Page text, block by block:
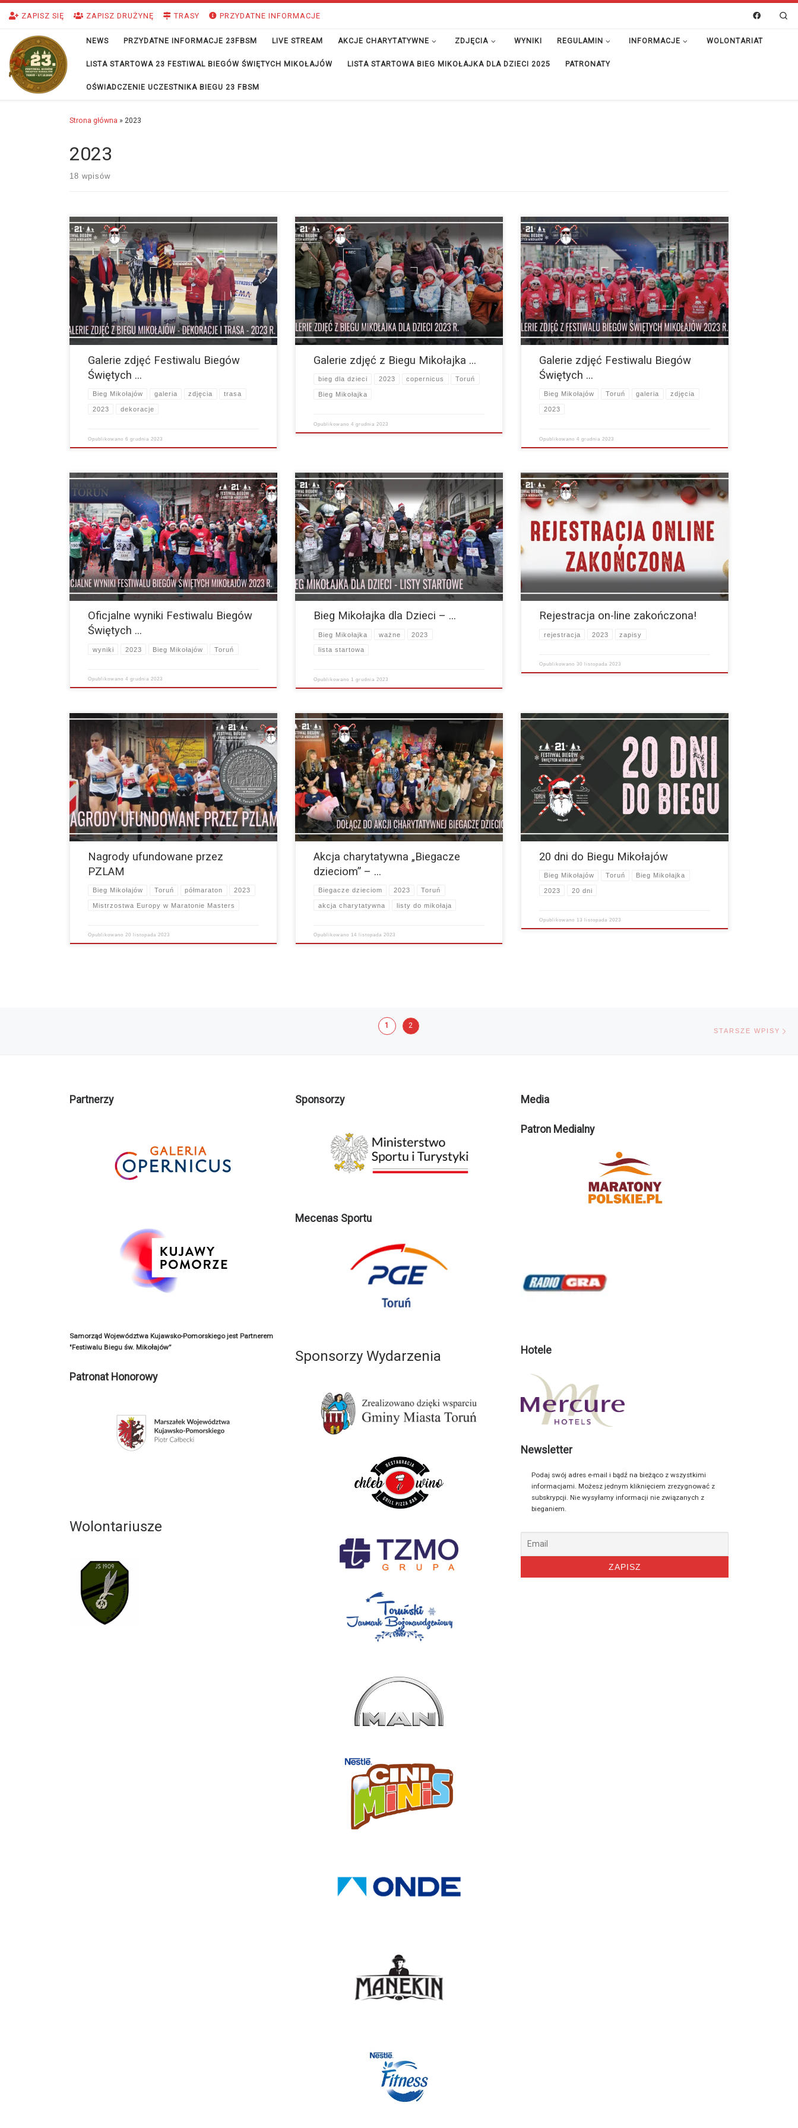
Przejdź do treści
ZAPISZ SIĘ ZAPISZ DRUŻYNĘ TRASY PRZYDATNE INFORMACJE
NEWS PRZYDATNE INFORMACJE 23FBSM LIVE STREAM AKCJE CHARYTATYWNE ZDJĘCIA WYNIKI REGULAMIN INFORMACJE WOLONTARIAT
LISTA STARTOWA 23 FESTIWAL BIEGÓW ŚWIĘTYCH MIKOŁAJÓW LISTA STARTOWA BIEG MIKOŁAJKA DLA DZIECI 2025 PATRONATY
OŚWIADCZENIE UCZESTNIKA BIEGU 23 FBSM
Strona główna » 2023
2023
18 wpisów
Śpieszymy do Was z trzema kolejnymi galeriami zdjęć.
Tym razem mamy blisko 600 zdjęć z trasy oraz dekoracji !
Linki do galerii poniżej: Galeria IX…więcej
Galerie zdjęć Festiwalu Biegów
Świętych …
Bieg Mikołajów galeria zdjęcia trasa
2023 dekoracje
Opublikowano 6 grudnia 2023
Zapraszamy do trzech wspaniałych galerii zdjęć z Biegu
Mikołajka ! Wszystkim Mikołajkom serdecznie gratulujemy
! Już dziś zapraszamy w pierwszy weekend grudnia 2024.
Linki do…więcej
Galerie zdjęć z Biegu Mikołajka …
bieg dla dzieci 2023 copernicus Toruń
Bieg Mikołajka
Opublikowano 4 grudnia 2023
Zapraszamy na przepiękne galerie zdjęć z Festiwalu
Biegów Świętych Mikołajów 2023 r. Przygotowaliśmy dla
Was z aż 8 cudownych paczek. Miłego przeglądania !
Poniżej zamieszczamy…więcej
Galerie zdjęć Festiwalu Biegów
Świętych …
Bieg Mikołajów Toruń galeria zdjęcia
2023
Opublikowano 4 grudnia 2023
Zapraszamy do zapoznania się z oficjalnymi wynikami
Festiwalu Biegów Świętych Mikołajów 2023 r. 2023
Półmaraton OPEN PDF 10KM PDF 5KM PDF Nordic
Walking 5KM…więcej
Oficjalne wyniki Festiwalu Biegów
Świętych …
wyniki 2023 Bieg Mikołajów Toruń
Opublikowano 4 grudnia 2023
Witajcie ! Śpieszymy do Was z informacjami dotyczącymi
Biegu Mikołajka dla Dzieci. Poniżej przedstawiamy listy
startowe na poszczególnych dystansach: Bieg Mikołajka 3
– 4 lat…
więcej
Bieg Mikołajka dla Dzieci – …
Bieg Mikołajka ważne 2023
lista startowa
Opublikowano 1 grudnia 2023
Witajcie ! Właśnie zakończyliśmy rejestrację online na
wszystkie dystanse Festiwalu Biegów Świętych Mikołajów.
Jeśli z jakiegoś powodu nie udało się Wam jeszcze zapisać
więcej
Rejestracja on-line zakończona!
rejestracja 2023 zapisy
Opublikowano 30 listopada 2023
Miło nam poinformować uczestników biegów św.
Mikołajów, iż dla uczczenia 100 Rocznicy maratonów w
Polsce, zorganizowane zostaną Mistrzostwa Europy w
Maratonie Masters w dniu 23.03.2024…więcej
Nagrody ufundowane przez
PZLAM
Bieg Mikołajów Toruń półmaraton 2023
Mistrzostwa Europy w Maratonie Masters
Opublikowano 20 listopada 2023
I Ty możesz zostać Świętym Mikołajem dla Wychowanka
Domu Dziecka 🙂 Jak przystało na biegnących Świętych
Mikołajów startujemy z pomocą dla najbardziej
potrzebujących dzieci. W…więcej
Akcja charytatywna „Biegacze
dzieciom” – …
Biegacze dzieciom 2023 Toruń
akcja charytatywna listy do mikołaja
Opublikowano 14 listopada 2023
W tym roku już za dwadzieścia dni rozpędzamy się spod
pomnika Kopernika na Rynku Staromiejskim w Toruniu.
Zapowiada się fajna zabawa. Nie może tam Ciebie…więcej
20 dni do Biegu Mikołajów
Bieg Mikołajów Toruń Bieg Mikołajka
2023 20 dni
Opublikowano 13 listopada 2023
1 2
STARSZE WPISY
Partnerzy
Samorząd Województwa Kujawsko-Pomorskiego jest Partnerem
"Festiwalu Biegu św. Mikołajów”
Patronat Honorowy
Wolontariusze
Sponsorzy
Mecenas Sportu
Sponsorzy Wydarzenia
Media
Patron Medialny
Hotele
Newsletter
Podaj swój adres e-mail i bądź na bieżąco z wszystkimi
informacjami. Możesz jednym kliknięciem zrezygnować z
subskrypcji. Nie wysyłamy informacji nie związanych z
bieganiem.